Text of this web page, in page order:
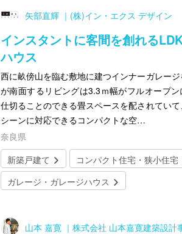
矢部直輝 ｜(株)イン・エクス デザイン
インスタントに客間を創れる
ハウス
西に畝傍山を臨む敷地に建つインナーガレー
が南面するリビングは3.3ｍ幅がフルオープ
仕切ることのできる畳スペースを配されてい
シーンに対応できるコンパクトな空…
奈良県
新築戸建て
コンパクト住宅・狭小住宅
ガレージ・ガレージハウス
山本 嘉寛 ｜株式会社 山本嘉寛建築設計